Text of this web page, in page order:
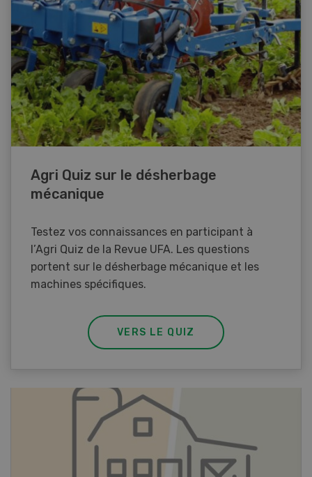
Agri Quiz sur le désherbage
mécanique
Testez vos connaissances en participant à
l’Agri Quiz de la Revue UFA. Les questions
portent sur le désherbage mécanique et les
machines spécifiques.
VERS LE QUIZ